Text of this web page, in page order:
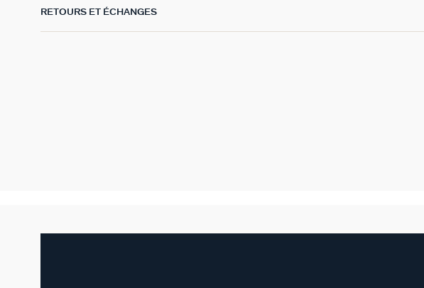
RETOURS ET ÉCHANGES